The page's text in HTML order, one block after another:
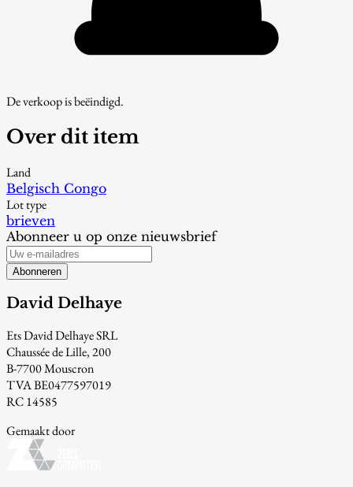
De verkoop is beëindigd.
Over dit item
Land
Belgisch Congo
Lot type
brieven
Abonneer u op onze nieuwsbrief
Abonneren
David Delhaye
Ets David Delhaye SRL
Chaussée de Lille, 200
B-7700 Mouscron
TVA BE0477597019
RC 14585
Gemaakt door